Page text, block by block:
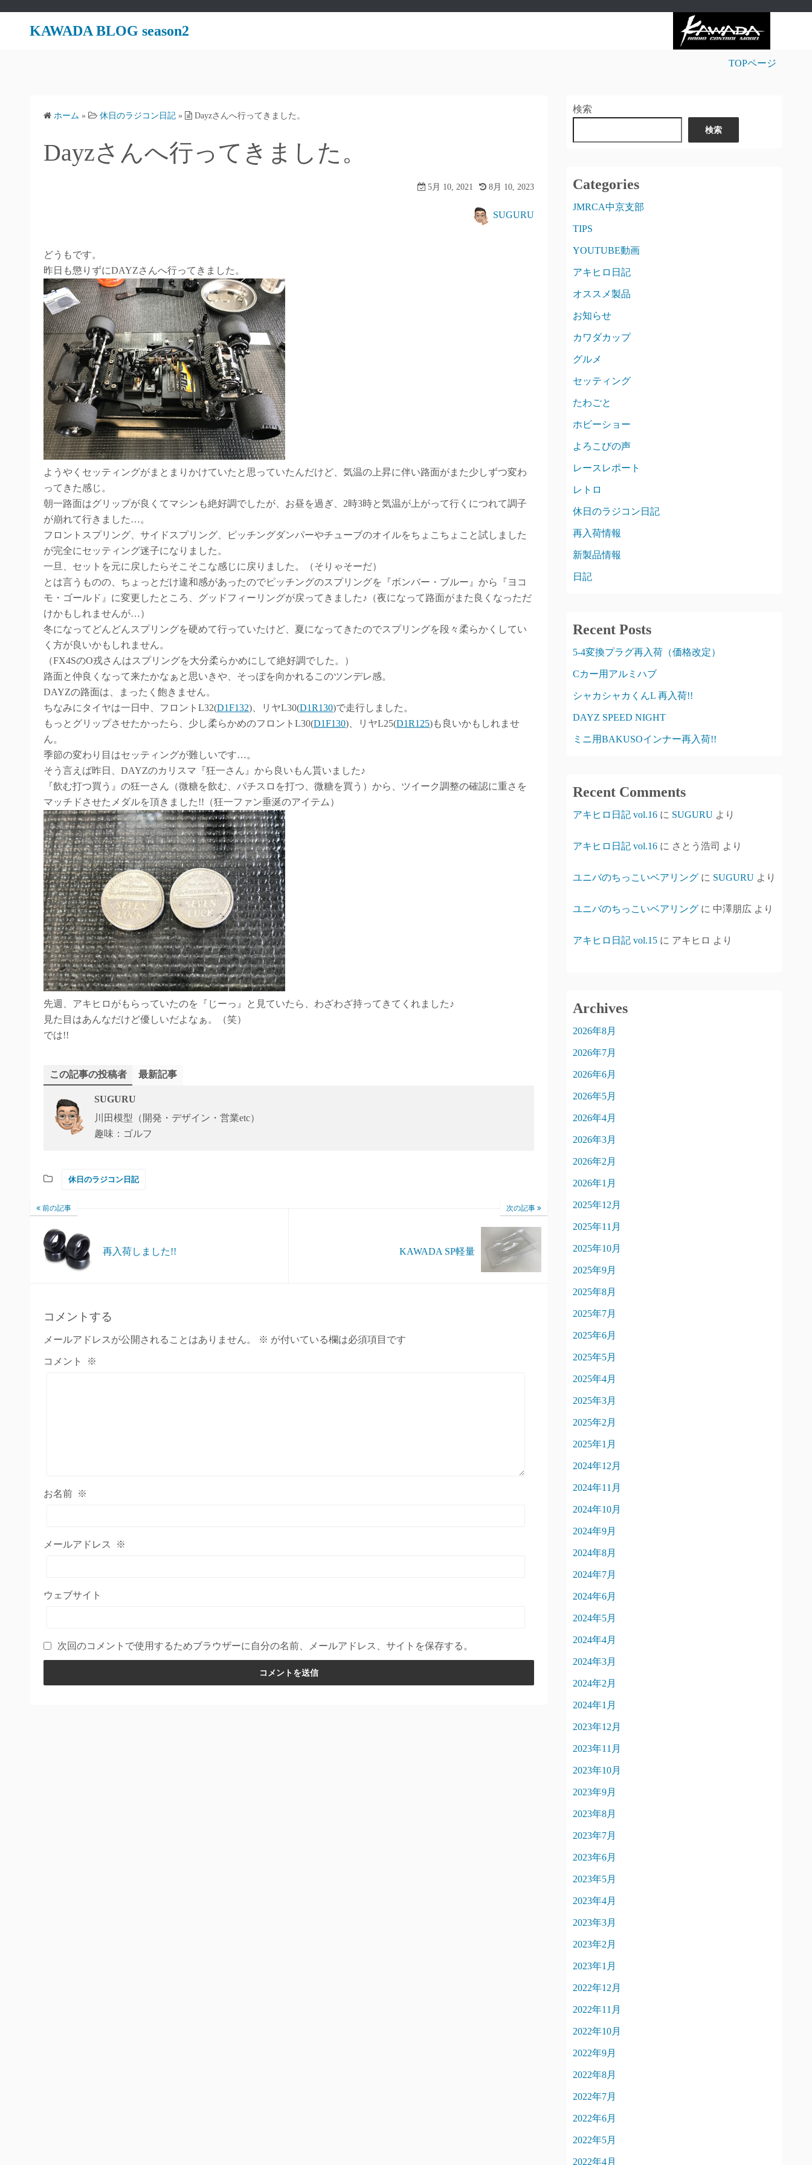
KAWADA BLOG season2
TOPページ
ホーム » 休日のラジコン日記 » Dayzさんへ行ってきました。
Dayzさんへ行ってきました。
5月 10, 2021 8月 10, 2023
SUGURU
どうもです。
昨日も懲りずにDAYZさんへ行ってきました。
ようやくセッティングがまとまりかけていたと思っていたんだけど、気温の上昇に伴い路面がまた少しずつ変わ
ってきた感じ。
朝一路面はグリップが良くてマシンも絶好調でしたが、お昼を過ぎ、2時3時と気温が上がって行くにつれて調子
が崩れて行きました…。
フロントスプリング、サイドスプリング、ピッチングダンパーやチューブのオイルをちょこちょこと試しました
が完全にセッティング迷子になりました。
一旦、セットを元に戻したらそこそこな感じに戻りました。（そりゃそーだ）
とは言うものの、ちょっとだけ違和感があったのでピッチングのスプリングを『ボンバー・ブルー』から『ヨコ
モ・ゴールド』に変更したところ、グッドフィーリングが戻ってきました♪（夜になって路面がまた良くなっただ
けかもしれませんが…）
冬になってどんどんスプリングを硬めて行っていたけど、夏になってきたのでスプリングを段々柔らかくしてい
く方が良いかもしれません。
（FX4SのO戎さんはスプリングを大分柔らかめにして絶好調でした。）
路面と仲良くなって来たかなぁと思いきや、そっぽを向かれるこのツンデレ感。
DAYZの路面は、まったく飽きません。
ちなみにタイヤは一日中、フロントL32(D1F132)、リヤL30(D1R130)で走行しました。
もっとグリップさせたかったら、少し柔らかめのフロントL30(D1F130)、リヤL25(D1R125)も良いかもしれませ
ん。
季節の変わり目はセッティングが難しいです…。
そう言えば昨日、DAYZのカリスマ『狂一さん』から良いもん貰いました♪
『飲む打つ買う』の狂一さん（微糖を飲む、パチスロを打つ、微糖を買う）から、ツイーク調整の確認に重さを
マッチドさせたメダルを頂きました!!（狂一ファン垂涎のアイテム）
先週、アキヒロがもらっていたのを『じーっ』と見ていたら、わざわざ持ってきてくれました♪
見た目はあんなだけど優しいだよなぁ。（笑）
では!!
この記事の投稿者 最新記事
SUGURU
川田模型（開発・デザイン・営業etc）
趣味：ゴルフ
休日のラジコン日記
前の記事
再入荷しました!!
次の記事
KAWADA SP軽量
コメントする
メールアドレスが公開されることはありません。 ※ が付いている欄は必須項目です
コメント ※
お名前 ※
メールアドレス ※
ウェブサイト
次回のコメントで使用するためブラウザーに自分の名前、メールアドレス、サイトを保存する。
検索
検索
Categories
JMRCA中京支部
TIPS
YOUTUBE動画
アキヒロ日記
オススメ製品
お知らせ
カワダカップ
グルメ
セッティング
たわごと
ホビーショー
よろこびの声
レースレポート
レトロ
休日のラジコン日記
再入荷情報
新製品情報
日記
Recent Posts
5-4変換プラグ再入荷（価格改定）
Cカー用アルミハブ
シャカシャカくんL 再入荷!!
DAYZ SPEED NIGHT
ミニ用BAKUSOインナー再入荷!!
Recent Comments
アキヒロ日記 vol.16 に SUGURU より
アキヒロ日記 vol.16 に さとう浩司 より
ユニバのちっこいベアリング に SUGURU より
ユニバのちっこいベアリング に 中澤朋広 より
アキヒロ日記 vol.15 に アキヒロ より
Archives
2026年8月
2026年7月
2026年6月
2026年5月
2026年4月
2026年3月
2026年2月
2026年1月
2025年12月
2025年11月
2025年10月
2025年9月
2025年8月
2025年7月
2025年6月
2025年5月
2025年4月
2025年3月
2025年2月
2025年1月
2024年12月
2024年11月
2024年10月
2024年9月
2024年8月
2024年7月
2024年6月
2024年5月
2024年4月
2024年3月
2024年2月
2024年1月
2023年12月
2023年11月
2023年10月
2023年9月
2023年8月
2023年7月
2023年6月
2023年5月
2023年4月
2023年3月
2023年2月
2023年1月
2022年12月
2022年11月
2022年10月
2022年9月
2022年8月
2022年7月
2022年6月
2022年5月
2022年4月